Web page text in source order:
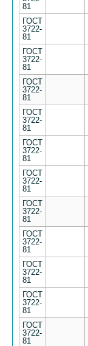
81
ГОСТ
3722-
81
ГОСТ
3722-
81
ГОСТ
3722-
81
ГОСТ
3722-
81
ГОСТ
3722-
81
ГОСТ
3722-
81
ГОСТ
3722-
81
ГОСТ
3722-
81
ГОСТ
3722-
81
ГОСТ
3722-
81
ГОСТ
3722-
81